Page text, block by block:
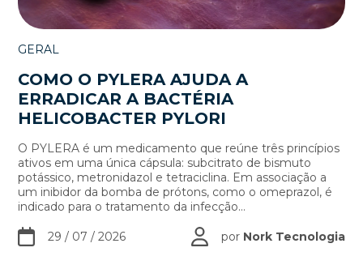
GERAL
COMO O PYLERA AJUDA A
ERRADICAR A BACTÉRIA
HELICOBACTER PYLORI
O PYLERA é um medicamento que reúne três princípios
ativos em uma única cápsula: subcitrato de bismuto
potássico, metronidazol e tetraciclina. Em associação a
um inibidor da bomba de prótons, como o omeprazol, é
indicado para o tratamento da infecção...
29 / 07 / 2026 por Nork Tecnologia